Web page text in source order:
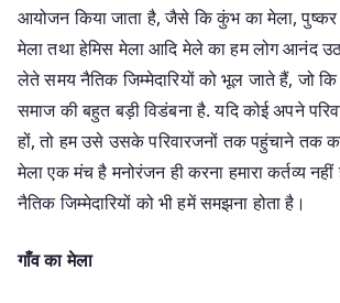
आयोजन किया जाता है, जैसे कि कुंभ का मेला, पुष्कर
मेला तथा हेमिस मेला आदि मेले का हम लोग आनंद
लेते समय नैतिक जिम्मेदारियों को भूल जाते हैं, जो कि
समाज की बहुत बड़ी विडंबना है. यदि कोई अपने
हों, तो हम उसे उसके परिवारजनों तक पहुंचाने तक
मेला एक मंच है मनोरंजन ही करना हमारा कर्तव्य नहीं
नैतिक जिम्मेदारियों को भी हमें समझना होता है।
गाँव का मेला